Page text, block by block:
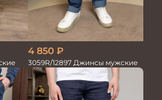
4 850 ₽
3059R/12897 Джинсы мужские